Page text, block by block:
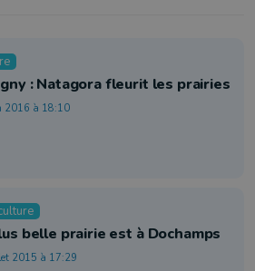
: Natagora fleurit les prairies
2016 à 18:10
belle prairie est à Dochamps
2015 à 17:29